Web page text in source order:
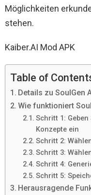
Möglichkeiten
stehen.
Kaiber.AI Mod APK
Table of
Details zu SoulGen
Wie funktioniert
Schritt 1:
Konzepte ein
Schritt 2:
Schritt 3:
Schritt 4:
Schritt 5:
Herausragende